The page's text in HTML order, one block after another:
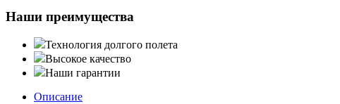
Наши преимущества
Технология долгого полета
Высокое качество
Наши гарантии
Описание